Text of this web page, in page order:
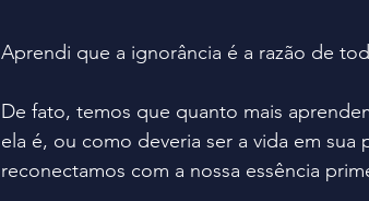
Aprendi que a ignorância é a razão de
De fato, temos que quanto mais
ela é, ou como deveria ser a vida em sua
reconectamos com a nossa essência